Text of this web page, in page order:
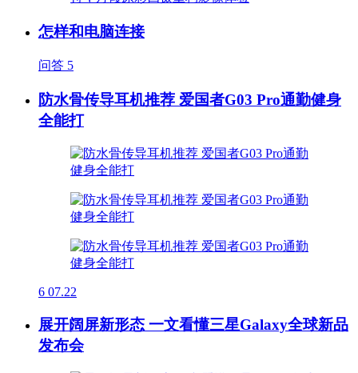
怎样和电脑连接
问答 5
防水骨传导耳机推荐 爱国者G03 Pro通勤健身
全能打
6 07.22
展开阔屏新形态 一文看懂三星Galaxy全球新品
发布会